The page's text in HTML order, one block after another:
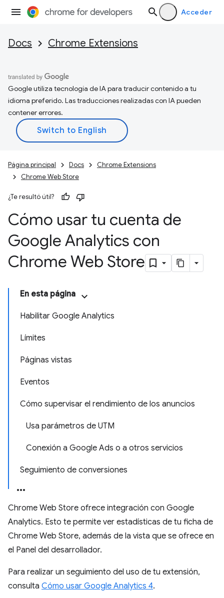
Acceder
Docs Chrome Extensions
Google utiliza tecnología de IA para traducir contenido a tu
idioma preferido. Las traducciones realizadas con IA pueden
contener errores.
Página principal Docs
Chrome Extensions
Chrome Web Store
¿Te resultó útil?
Cómo usar tu cuenta de
Google Analytics con
Chrome Web Store
En esta página
Habilitar Google Analytics
Límites
Páginas vistas
Eventos
Cómo supervisar el rendimiento de los anuncios
Usa parámetros de UTM
Conexión a Google Ads o a otros servicios
Seguimiento de conversiones
Chrome Web Store ofrece integración con Google
Analytics. Esto te permite ver estadísticas de tu ficha de
Chrome Web Store, además de la vista que se ofrece en
el Panel del desarrollador.
Para realizar un seguimiento del uso de tu extensión,
consulta Cómo usar Google Analytics 4.